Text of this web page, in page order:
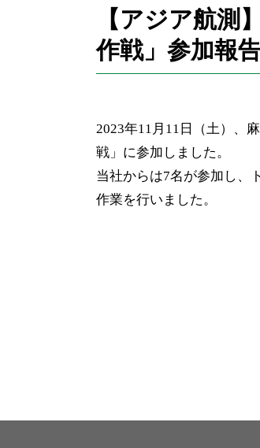
【アジア航測
作戦」参加報
2023年11月11日（土）、
戦」に参加しました。
当社からは7名が参加し、
作業を行いました。